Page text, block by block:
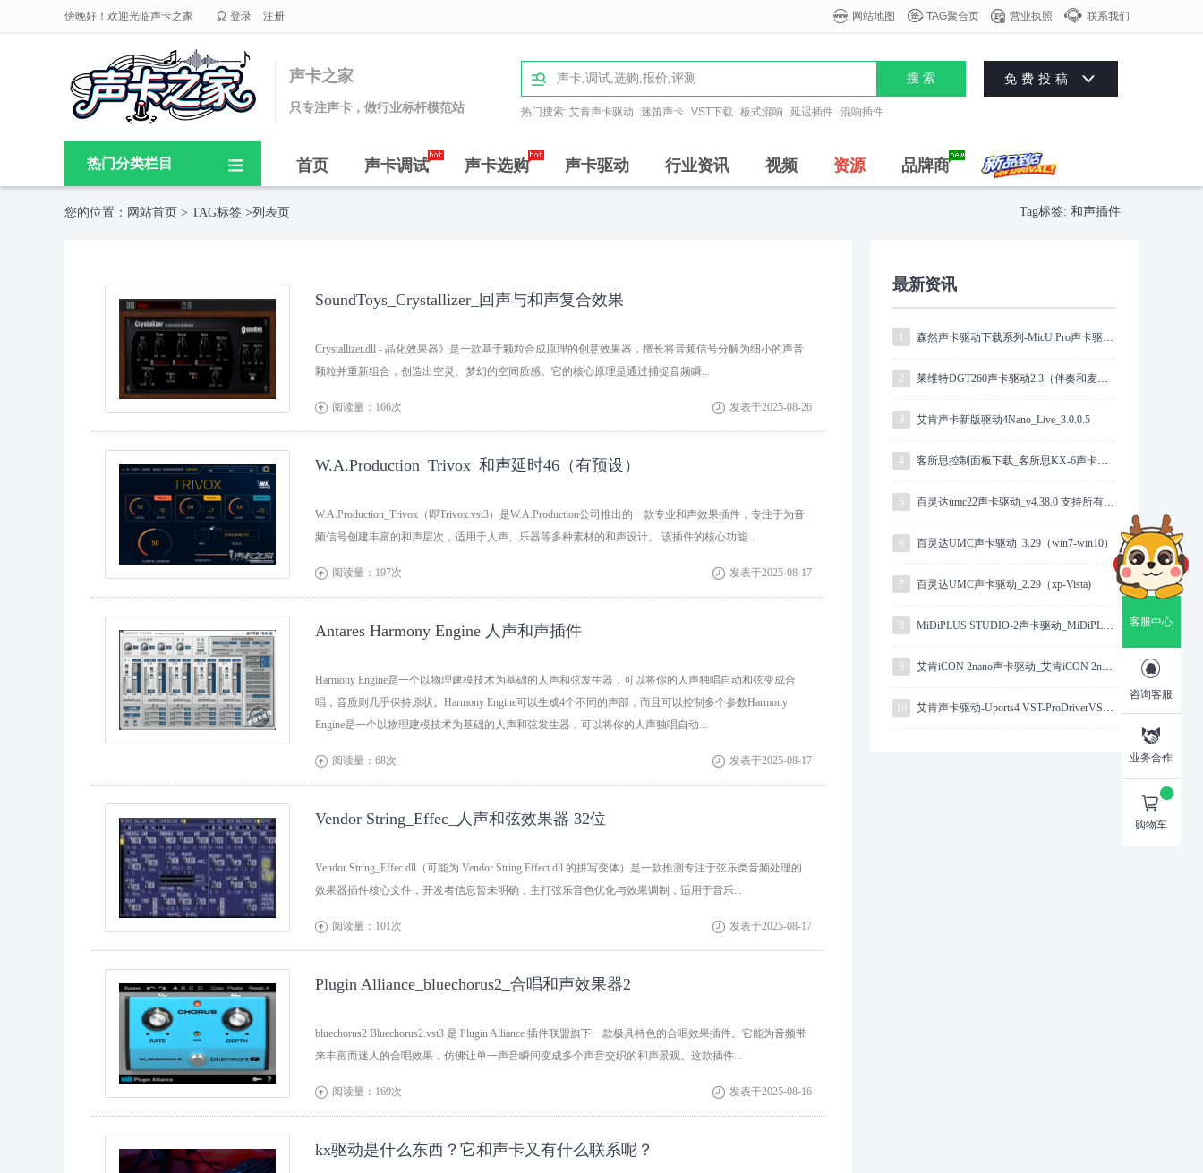
傍晚好！欢迎光临声卡之家  登录 注册  网站地图  TAG聚合页  营业执照  联系我们
声卡之家
只专注声卡，做行业标杆模范站
 搜 索 免费投稿 
热门搜索: 艾肯声卡驱动 迷笛声卡 VST下载 板式混响 延迟插件 混响插件
热门分类栏目  首页 声卡调试 声卡选购 声卡驱动 行业资讯 视频 资源 品牌商
您的位置： 网站首页 > TAG标签 >列表页 Tag标签: 和声插件
SoundToys_Crystallizer_回声与和声复合效果
Crystallizer.dll - 晶化效果器》是一款基于颗粒合成原理的创意效果器，擅长将音频信号分解为细小的声音
颗粒并重新组合，创造出空灵、梦幻的空间质感。它的核心原理是通过捕捉音频瞬...
 阅读量：166次  发表于2025-08-26
W.A.Production_Trivox_和声延时46（有预设）
W.A.Production_Trivox（即Trivox.vst3）是W.A.Production公司推出的一款专业和声效果插件，专注于为音
频信号创建丰富的和声层次，适用于人声、乐器等多种素材的和声设计。 该插件的核心功能...
 阅读量：197次  发表于2025-08-17
Antares Harmony Engine 人声和声插件
Harmony Engine是一个以物理建模技术为基础的人声和弦发生器，可以将你的人声独唱自动和弦变成合
唱，音质则几乎保持原状。Harmony Engine可以生成4个不同的声部，而且可以控制多个参数Harmony
Engine是一个以物理建模技术为基础的人声和弦发生器，可以将你的人声独唱自动...
 阅读量：68次  发表于2025-08-17
Vendor String_Effec_人声和弦效果器 32位
Vendor String_Effec.dll（可能为 Vendor String Effect.dll 的拼写变体）是一款推测专注于弦乐类音频处理的
效果器插件核心文件，开发者信息暂未明确，主打弦乐音色优化与效果调制，适用于音乐...
 阅读量：101次  发表于2025-08-17
Plugin Alliance_bluechorus2_合唱和声效果器2
bluechorus2 Bluechorus2.vst3 是 Plugin Alliance 插件联盟旗下一款极具特色的合唱效果插件。它能为音频带
来丰富而迷人的合唱效果，仿佛让单一声音瞬间变成多个声音交织的和声景观。这款插件...
 阅读量：169次  发表于2025-08-16
kx驱动是什么东西？它和声卡又有什么联系呢？
最新资讯
森然声卡驱动下载系列-MicU Pro声卡驱动V1.0.9
2 莱维特DGT260声卡驱动2.3（伴奏和麦克风）同时入机架
3 艾肯声卡新版驱动4Nano_Live_3.0.0.5
4 客所思控制面板下载_客所思KX-6声卡驱动
5 百灵达umc22声卡驱动_v4.38.0 支持所有系统
6 百灵达UMC声卡驱动_3.29（win7-win10）
7 百灵达UMC声卡驱动_2.29（xp-Vista)
MiDiPLUS STUDIO-2声卡驱动_MiDiPLUS驱动下载
9 艾肯iCON 2nano声卡驱动_艾肯iCON 2nano驱动
艾肯声卡驱动-Uports4 VST-ProDriverVST-64bit-2.0.23
客服中心

咨询客服

业务合作

购物车